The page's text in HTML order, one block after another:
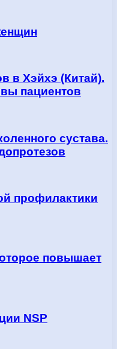
в Хэйхэ (Китай).
пациентов
сустава.
профилактики
повышает
NSP